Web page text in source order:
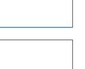
Cr(VI)